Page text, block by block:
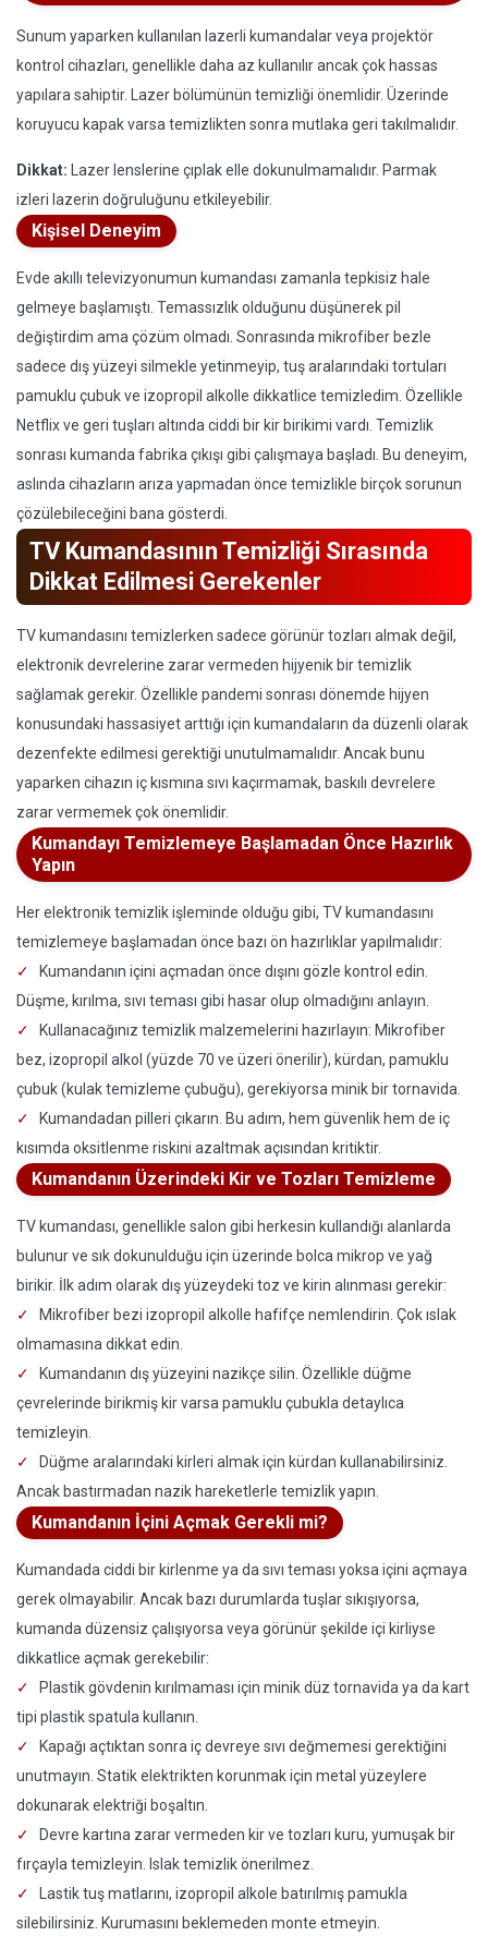
Sunum yaparken kullanılan lazerli kumandalar veya projektör
kontrol cihazları, genellikle daha az kullanılır ancak çok hassas
yapılara sahiptir. Lazer bölümünün temizliği önemlidir. Üzerinde
koruyucu kapak varsa temizlikten sonra mutlaka geri takılmalıdır.
Dikkat: Lazer lenslerine çıplak elle dokunulmamalıdır. Parmak
izleri lazerin doğruluğunu etkileyebilir.
Kişisel Deneyim
Evde akıllı televizyonumun kumandası zamanla tepkisiz hale
gelmeye başlamıştı. Temassızlık olduğunu düşünerek pil
değiştirdim ama çözüm olmadı. Sonrasında mikrofiber bezle
sadece dış yüzeyi silmekle yetinmeyip, tuş aralarındaki tortuları
pamuklu çubuk ve izopropil alkolle dikkatlice temizledim. Özellikle
Netflix ve geri tuşları altında ciddi bir kir birikimi vardı. Temizlik
sonrası kumanda fabrika çıkışı gibi çalışmaya başladı. Bu deneyim,
aslında cihazların arıza yapmadan önce temizlikle birçok sorunun
çözülebileceğini bana gösterdi.
TV Kumandasının Temizliği Sırasında
Dikkat Edilmesi Gerekenler
TV kumandasını temizlerken sadece görünür tozları almak değil,
elektronik devrelerine zarar vermeden hijyenik bir temizlik
sağlamak gerekir. Özellikle pandemi sonrası dönemde hijyen
konusundaki hassasiyet arttığı için kumandaların da düzenli olarak
dezenfekte edilmesi gerektiği unutulmamalıdır. Ancak bunu
yaparken cihazın iç kısmına sıvı kaçırmamak, baskılı devrelere
zarar vermemek çok önemlidir.
Kumandayı Temizlemeye Başlamadan Önce Hazırlık
Yapın
Her elektronik temizlik işleminde olduğu gibi, TV kumandasını
temizlemeye başlamadan önce bazı ön hazırlıklar yapılmalıdır:
Kumandanın içini açmadan önce dışını gözle kontrol edin.
Düşme, kırılma, sıvı teması gibi hasar olup olmadığını anlayın.
Kullanacağınız temizlik malzemelerini hazırlayın: Mikrofiber
bez, izopropil alkol (yüzde 70 ve üzeri önerilir), kürdan, pamuklu
çubuk (kulak temizleme çubuğu), gerekiyorsa minik bir tornavida.
Kumandadan pilleri çıkarın. Bu adım, hem güvenlik hem de iç
kısımda oksitlenme riskini azaltmak açısından kritiktir.
Kumandanın Üzerindeki Kir ve Tozları Temizleme
TV kumandası, genellikle salon gibi herkesin kullandığı alanlarda
bulunur ve sık dokunulduğu için üzerinde bolca mikrop ve yağ
birikir. İlk adım olarak dış yüzeydeki toz ve kirin alınması gerekir:
Mikrofiber bezi izopropil alkolle hafifçe nemlendirin. Çok ıslak
olmamasına dikkat edin.
Kumandanın dış yüzeyini nazikçe silin. Özellikle düğme
çevrelerinde birikmiş kir varsa pamuklu çubukla detaylıca
temizleyin.
Düğme aralarındaki kirleri almak için kürdan kullanabilirsiniz.
Ancak bastırmadan nazik hareketlerle temizlik yapın.
Kumandanın İçini Açmak Gerekli mi?
Kumandada ciddi bir kirlenme ya da sıvı teması yoksa içini açmaya
gerek olmayabilir. Ancak bazı durumlarda tuşlar sıkışıyorsa,
kumanda düzensiz çalışıyorsa veya görünür şekilde içi kirliyse
dikkatlice açmak gerekebilir:
Plastik gövdenin kırılmaması için minik düz tornavida ya da kart
tipi plastik spatula kullanın.
Kapağı açtıktan sonra iç devreye sıvı değmemesi gerektiğini
unutmayın. Statik elektrikten korunmak için metal yüzeylere
dokunarak elektriği boşaltın.
Devre kartına zarar vermeden kir ve tozları kuru, yumuşak bir
fırçayla temizleyin. Islak temizlik önerilmez.
Lastik tuş matlarını, izopropil alkole batırılmış pamukla
silebilirsiniz. Kurumasını beklemeden monte etmeyin.